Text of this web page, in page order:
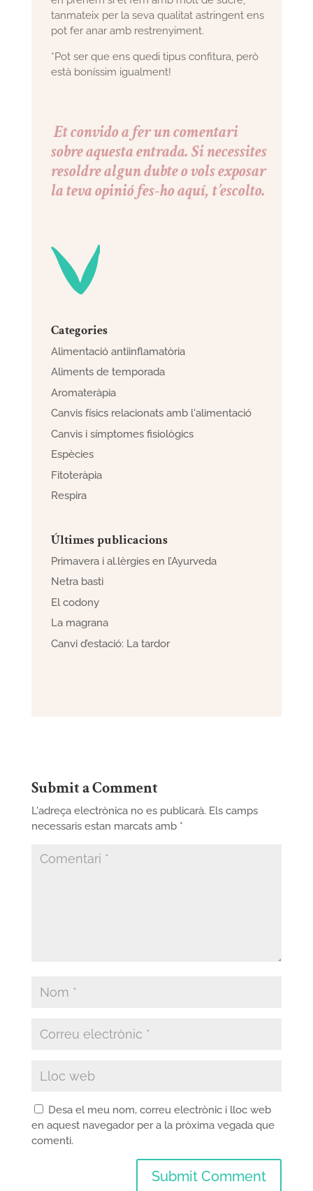
tanmateix per la seva qualitat astringent ens
pot fer anar amb restrenyiment.
*Pot ser que ens quedi tipus confitura, però
està boníssim igualment!
Et convido a fer un comentari
sobre aquesta entrada. Si necessites
resoldre algun dubte o vols exposar
la teva opinió fes-ho aquí, t’escolto.
Categories
Alimentació antiinflamatòria
Aliments de temporada
Aromateràpia
Canvis físics relacionats amb l'alimentació
Canvis i símptomes fisiològics
Espècies
Fitoteràpia
Respira
Últimes publicacions
Primavera i al.lèrgies en l’Ayurveda
Netra basti
El codony
La magrana
Canvi d’estació: La tardor
Submit a Comment
L'adreça electrònica no es publicarà. Els camps
necessaris estan marcats amb *
Desa el meu nom, correu electrònic i lloc web
en aquest navegador per a la pròxima vegada que
comenti.